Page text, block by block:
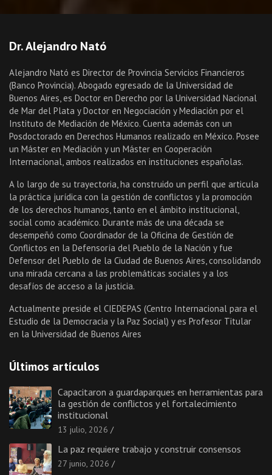
Dr. Alejandro Nató
Alejandro Nató es Director de Provincia Servicios Financieros
(Banco Provincia). Abogado egresado de la Universidad de
Buenos Aires, es Doctor en Derecho por la Universidad Nacional
de Mar del Plata y Doctor en Negociación y Mediación por el
Instituto de Mediación de México. Cuenta además con un
Posdoctorado en Derechos Humanos realizado en México. Posee
un Máster en Mediación y un Máster en Cooperación
Internacional, ambos realizados en instituciones españolas.
A lo largo de su trayectoria, ha construido un perfil que articula
la práctica jurídica con la gestión de conflictos y la promoción
de los derechos humanos, tanto en el ámbito institucional,
social como académico. Durante más de una década se
desempeñó como Coordinador de la Oficina de Gestión de
Conflictos en la Defensoría del Pueblo de la Nación y fue
Defensor del Pueblo de la Ciudad de Buenos Aires, consolidando
una mirada cercana a las problemáticas sociales y a los
desafíos de acceso a la justicia.
Actualmente preside el CIEDEPAS (Centro Internacional para el
Estudio de la Democracia y la Paz Social) y es Profesor Titular
en la Universidad de Buenos Aires
Últimos artículos
Capacitaron a guardaparques en herramientas para
la gestión de conflictos y el fortalecimiento
institucional
13 julio, 2026
La paz requiere trabajo y construir consensos
27 junio, 2026